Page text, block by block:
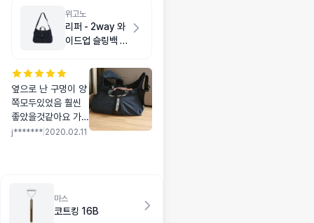
해주시니 좋습니다
위고노
리퍼 - 2way 와
이드업 슬링백 M
옆으로 난 구멍이 양
쪽모두있었음 훨씬
좋았을것같아요 가
방을 주로 오른쪽으
요 다른 슬링백과달
리 지퍼를전부 잠그
면 대중교통이용도
j******* 2020.02.11
마스
코트킹 16B